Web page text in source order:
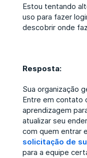
Estou tentando
uso para fazer
descobrir onde
Resposta:
Sua organização
Entre em contato
aprendizagem
atualizar seu
com quem entrar
solicitação de
para a equipe